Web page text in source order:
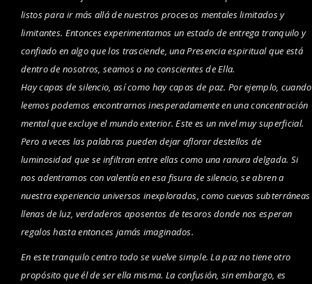
listos para ir más allá de nuestros procesos mentales limitados y
limitantes. Entonces experimentamos un estado de entrega tranquilo y
confiado en algo que los trasciende, una Presencia espiritual que está
dentro de nosotros, seamos o no conscientes de Ella.
Hay capas de silencio, así como hay capas de paz. Por ejemplo, cuando
leemos podemos encontrarnos inesperadamente en una concentración
mental que excluye el mundo exterior. Este es un nivel muy superficial.
Pero a veces las palabras pueden dejar aflorar destellos de
luminosidad que se infiltran entre ellas como una ranura delgada. Si
nos adentramos con valentía en esa fisura de silencio, se abren a
nuestra experiencia universos inexplorados, como cuevas subterráneas
llenas de luz, verdaderos aposentos de tesoros donde nos esperan
regalos hasta entonces jamás imaginados.
En este tranquilo centro todo se vuelve simple. La paz no tiene otro
propósito que él de ser ella misma. La confusión, sin embargo, es